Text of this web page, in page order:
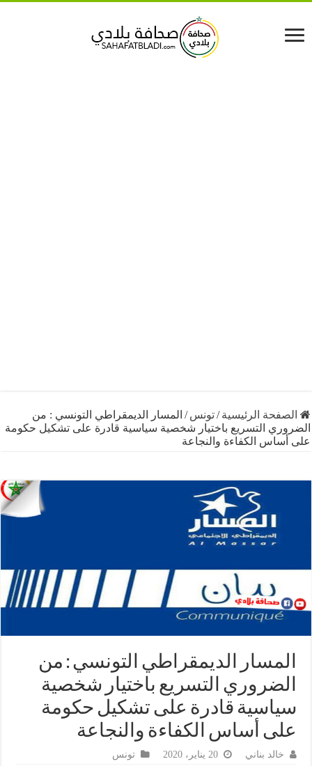
الرئيسية /تونس /المسار الديمقراطي التونسي : من
التسريع باختيار شخصية سياسية قادرة على تشكيل حكومة
الكفاءة والنجاعة
الديمقراطي التونسي : من
التسريع باختيار شخصية
قادرة على تشكيل حكومة
أساس الكفاءة والنجاعة
خالد بناني تونس